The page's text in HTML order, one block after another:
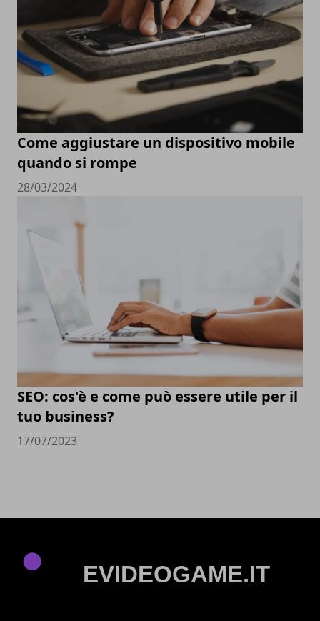
Come aggiustare un dispositivo mobile
quando si rompe
28/03/2024
SEO: cos'è e come può essere utile per il
tuo business?
17/07/2023